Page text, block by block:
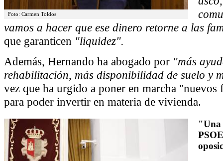
Foto: Carmen Toldos
vamos a hacer que ese dinero retorne a las
que garanticen "liquidez".
Además, Hernando ha abogado por "más
rehabilitación, más disponibilidad de suelo y
vez que ha urgido a poner en marcha "nuevos
para poder invertir en materia de vivienda.
"Una